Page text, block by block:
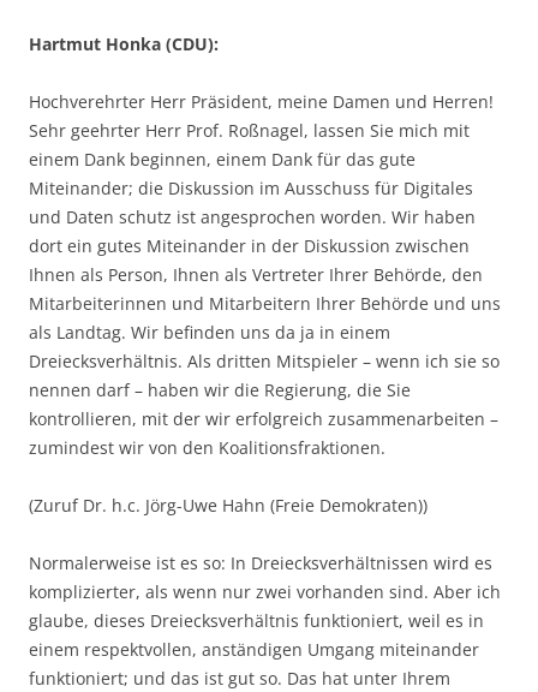
Hartmut Honka (CDU):
Hochverehrter Herr Präsident, meine Damen und Herren!
Sehr geehrter Herr Prof. Roßnagel, lassen Sie mich mit
einem Dank beginnen, einem Dank für das gute
Miteinander; die Diskussion im Ausschuss für Digitales
und Daten schutz ist angesprochen worden. Wir haben
dort ein gutes Miteinander in der Diskussion zwischen
Ihnen als Person, Ihnen als Vertreter Ihrer Behörde, den
Mitarbeiterinnen und Mitarbeitern Ihrer Behörde und uns
als Landtag. Wir befinden uns da ja in einem
Dreiecksverhältnis. Als dritten Mitspieler – wenn ich sie so
nennen darf – haben wir die Regierung, die Sie
kontrollieren, mit der wir erfolgreich zusammenarbeiten –
zumindest wir von den Koalitionsfraktionen.
(Zuruf Dr. h.c. Jörg-Uwe Hahn (Freie Demokraten))
Normalerweise ist es so: In Dreiecksverhältnissen wird es
komplizierter, als wenn nur zwei vorhanden sind. Aber ich
glaube, dieses Dreiecksverhältnis funktioniert, weil es in
einem respektvollen, anständigen Umgang miteinander
funktioniert; und das ist gut so. Das hat unter Ihrem